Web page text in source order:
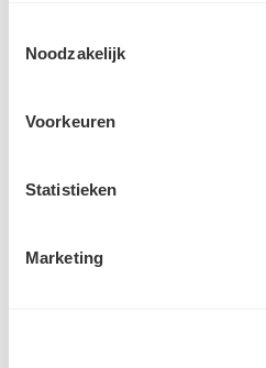
Noodzakelijk
Voorkeuren
Statistieken
Marketing
Bouwcenter Goedhart